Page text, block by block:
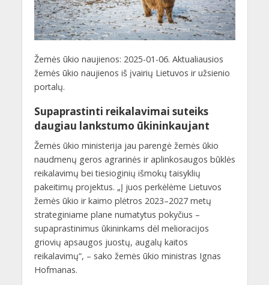
Žemės ūkio naujienos: 2025-01-06. Aktualiausios
žemės ūkio naujienos iš įvairių Lietuvos ir užsienio
portalų.
Supaprastinti reikalavimai suteiks
daugiau lankstumo ūkininkaujant
Žemės ūkio ministerija jau parengė žemės ūkio
naudmenų geros agrarinės ir aplinkosaugos būklės
reikalavimų bei tiesioginių išmokų taisyklių
pakeitimų projektus. „Į juos perkėlėme Lietuvos
žemės ūkio ir kaimo plėtros 2023–2027 metų
strateginiame plane numatytus pokyčius –
supaprastinimus ūkininkams dėl melioracijos
griovių apsaugos juostų, augalų kaitos
reikalavimų“, – sako žemės ūkio ministras Ignas
Hofmanas.